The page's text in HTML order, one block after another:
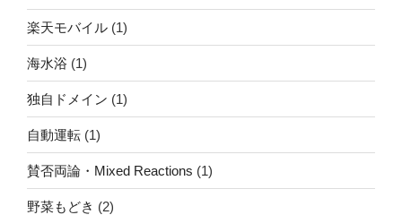
楽天モバイル (1)
海水浴 (1)
独自ドメイン (1)
自動運転 (1)
賛否両論・Mixed Reactions (1)
野菜もどき (2)